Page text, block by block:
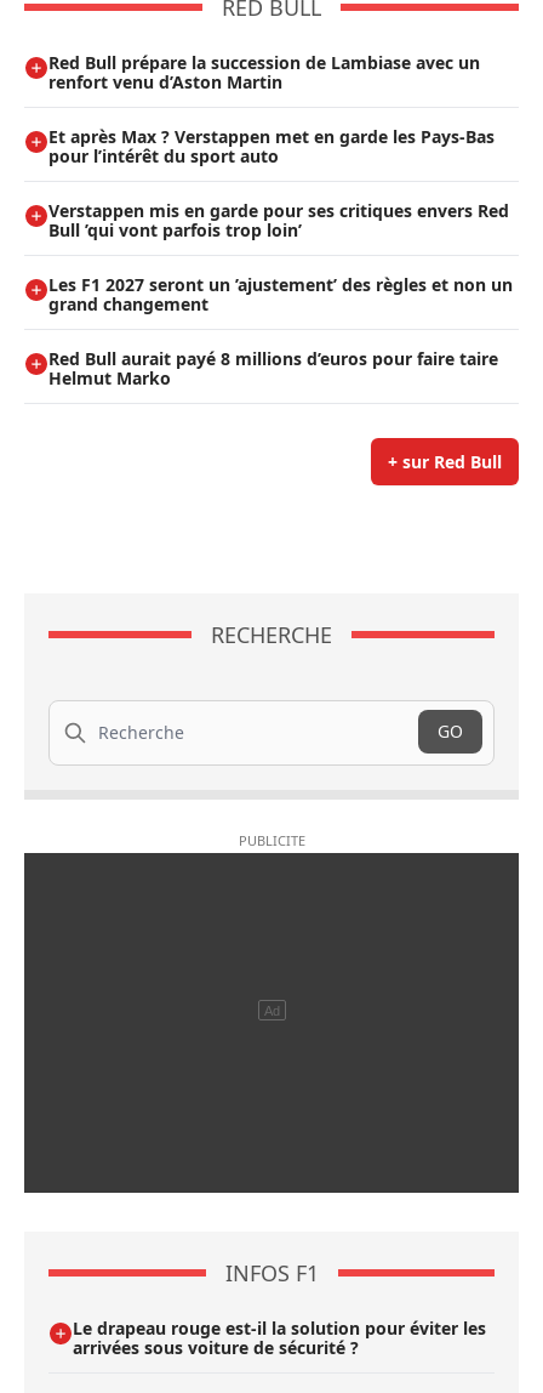
RED BULL
Red Bull prépare la succession de Lambiase avec un
renfort venu d’Aston Martin
Et après Max ? Verstappen met en garde les Pays-Bas
pour l’intérêt du sport auto
Verstappen mis en garde pour ses critiques envers Red
Bull ’qui vont parfois trop loin’
Les F1 2027 seront un ’ajustement’ des règles et non un
grand changement
Red Bull aurait payé 8 millions d’euros pour faire taire
Helmut Marko
+ sur Red Bull
RECHERCHE
Recherche
GO
INFOS F1
Le drapeau rouge est-il la solution pour éviter les
arrivées sous voiture de sécurité ?